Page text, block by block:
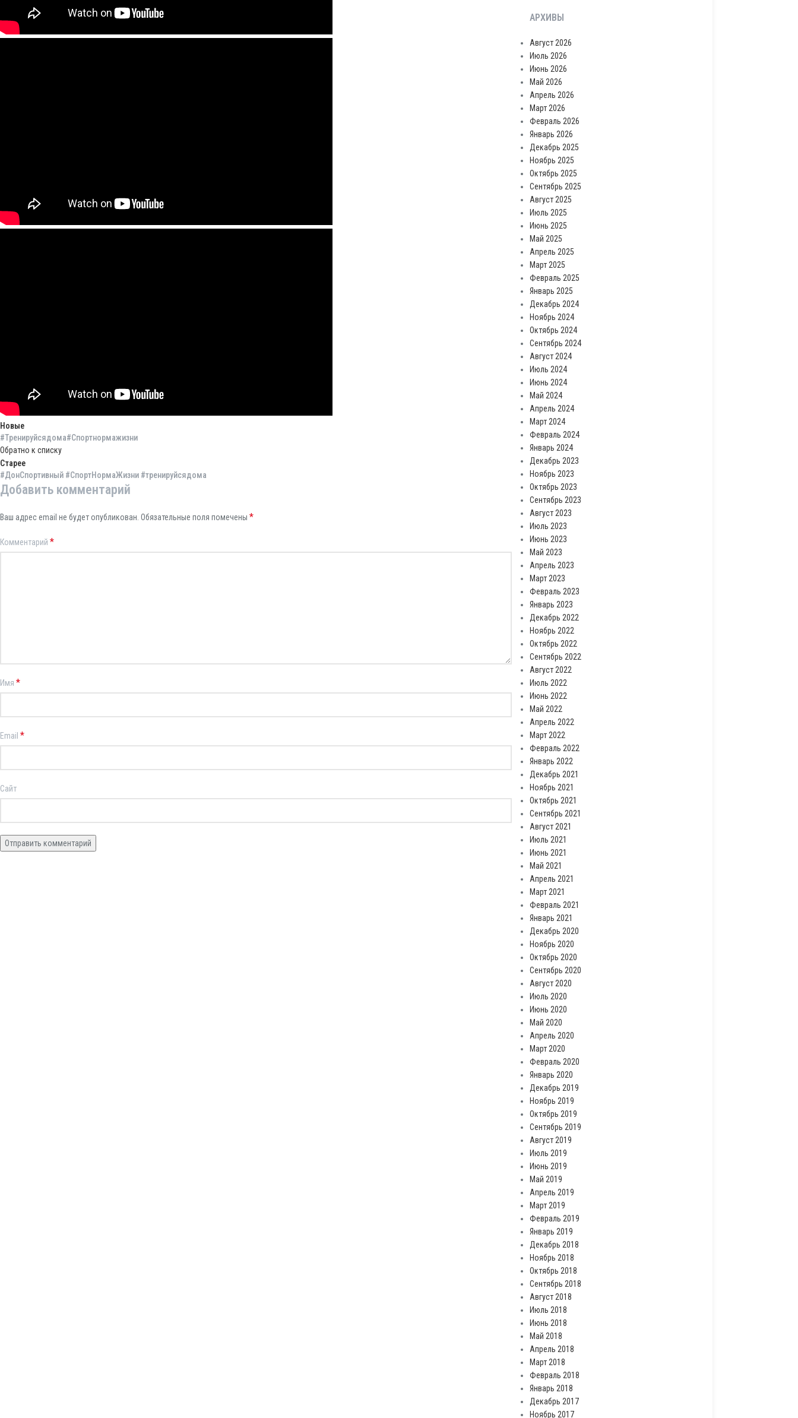
Новые
#Тренируйсядома#Спортнормажизни
Обратно к списку
Старее
#ДонСпортивный #СпортНормаЖизни #тренируйсядома
Добавить комментарий
Ваш адрес email не будет опубликован. Обязательные поля помечены *
Комментарий *
Имя *
Email *
Сайт
АРХИВЫ
Август 2026
Июль 2026
Июнь 2026
Май 2026
Апрель 2026
Март 2026
Февраль 2026
Январь 2026
Декабрь 2025
Ноябрь 2025
Октябрь 2025
Сентябрь 2025
Август 2025
Июль 2025
Июнь 2025
Май 2025
Апрель 2025
Март 2025
Февраль 2025
Январь 2025
Декабрь 2024
Ноябрь 2024
Октябрь 2024
Сентябрь 2024
Август 2024
Июль 2024
Июнь 2024
Май 2024
Апрель 2024
Март 2024
Февраль 2024
Январь 2024
Декабрь 2023
Ноябрь 2023
Октябрь 2023
Сентябрь 2023
Август 2023
Июль 2023
Июнь 2023
Май 2023
Апрель 2023
Март 2023
Февраль 2023
Январь 2023
Декабрь 2022
Ноябрь 2022
Октябрь 2022
Сентябрь 2022
Август 2022
Июль 2022
Июнь 2022
Май 2022
Апрель 2022
Март 2022
Февраль 2022
Январь 2022
Декабрь 2021
Ноябрь 2021
Октябрь 2021
Сентябрь 2021
Август 2021
Июль 2021
Июнь 2021
Май 2021
Апрель 2021
Март 2021
Февраль 2021
Январь 2021
Декабрь 2020
Ноябрь 2020
Октябрь 2020
Сентябрь 2020
Август 2020
Июль 2020
Июнь 2020
Май 2020
Апрель 2020
Март 2020
Февраль 2020
Январь 2020
Декабрь 2019
Ноябрь 2019
Октябрь 2019
Сентябрь 2019
Август 2019
Июль 2019
Июнь 2019
Май 2019
Апрель 2019
Март 2019
Февраль 2019
Январь 2019
Декабрь 2018
Ноябрь 2018
Октябрь 2018
Сентябрь 2018
Август 2018
Июль 2018
Июнь 2018
Май 2018
Апрель 2018
Март 2018
Февраль 2018
Январь 2018
Декабрь 2017
Ноябрь 2017